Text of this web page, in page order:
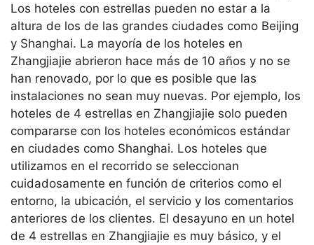
Los hoteles con estrellas pueden no estar a la
altura de los de las grandes ciudades como Beijing
y Shanghai. La mayoría de los hoteles en
Zhangjiajie abrieron hace más de 10 años y no se
han renovado, por lo que es posible que las
instalaciones no sean muy nuevas. Por ejemplo, los
hoteles de 4 estrellas en Zhangjiajie solo pueden
compararse con los hoteles económicos estándar
en ciudades como Shanghai. Los hoteles que
utilizamos en el recorrido se seleccionan
cuidadosamente en función de criterios como el
entorno, la ubicación, el servicio y los comentarios
anteriores de los clientes. El desayuno en un hotel
de 4 estrellas en Zhangjiajie es muy básico, y el